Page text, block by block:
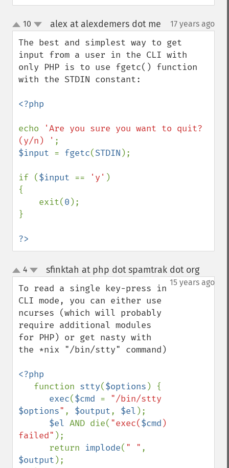
up
down
10 alex at alexdemers dot me 17 years ago
The best and simplest way to get
input from a user in the CLI with
only PHP is to use fgetc() function
with the STDIN constant:
<?php
echo
'Are you sure you want to quit?
(y/n) '
$input = fgetc(STDIN );
if ($input == 'y' )
{
    exit(
0 );
}
?>
up
down
4 sfinktah at php dot spamtrak dot org¶
15 years ago
To read a single key-press in
CLI mode, you can either use
ncurses (which will probably
require additional modules
for PHP) or get nasty with
the *nix "/bin/stty" command)
<?php
function stty($options ) {
exec($cmd =
$options" , $output, $el );
$el AND die( "exec($cmd )
failed" );
      return
implode( " "
$output );